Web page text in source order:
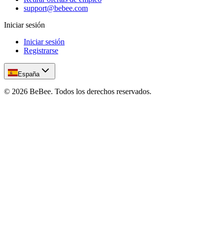
support@bebee.com
Iniciar sesión
Iniciar sesión
Registrarse
España
© 2026 BeBee. Todos los derechos reservados.